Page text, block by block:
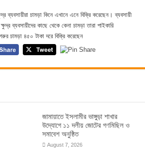
ব্যবসায়ীরা চামড়া কিনে এখানে এনে বিক্রি করেছেন। ব্যবসায়ী
ব্যবসায়ীদের কাছে থেকে কেনা চামড়া তারা পাইকারি
চামড়া ৪৫০ টাকা দরে বিক্রি করেছেন
জামায়াতে ইসলামীর ভাঙ্গুড়া শাখার
উদ্যোগে ১১ দলীয় জোটের গণমিছিল ও
সমাবেশ অনুষ্ঠিত
August 7, 2026